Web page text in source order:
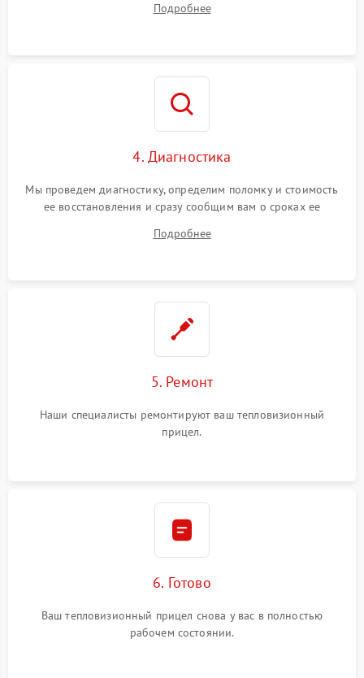
Подробнее
4. Диагностика
Мы проведем диагностику, определим поломку и стоимость
ее восстановления и сразу сообщим вам о сроках ее
Подробнее
5. Ремонт
Наши специалисты ремонтируют ваш тепловизионный
прицел.
6. Готово
Ваш тепловизионный прицел снова у вас в полностью
рабочем состоянии.